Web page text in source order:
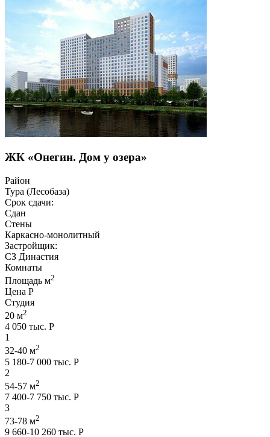
ЖК «Онегин. Дом у озера»
Район
Тура (Лесобаза)
Срок сдачи:
Сдан
Стены
Каркасно-монолитный
Застройщик:
СЗ Династия
Комнаты
Площадь м2
Цена Р
Студия
20 м2
4 050 тыс. Р
1
32-40 м2
5 180-7 000 тыс. Р
2
54-57 м2
7 400-7 750 тыс. Р
3
73-78 м2
9 660-10 260 тыс. Р